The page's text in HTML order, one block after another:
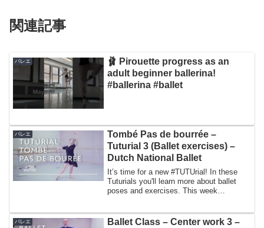
関連記事
バレエ
🩰 Pirouette progress as an
adult beginner ballerina!
#ballerina #ballet
バレエ
Tombé Pas de bourrée –
Tuturial 3 (Ballet exercises) –
Dutch National Ballet
It’s time for a new #TUTUrial! In these
Tuturials you'll learn more about ballet
poses and exercises. This week
バレエ
Ballet Class – Center work 3 –